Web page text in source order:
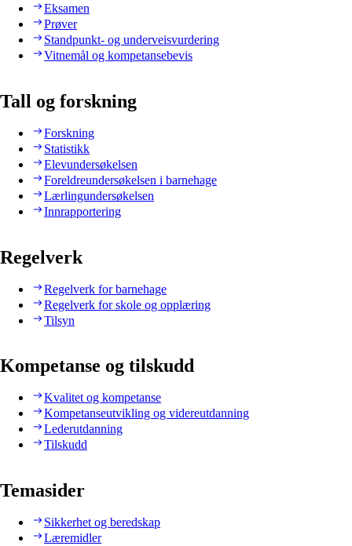
Eksamen
Prøver
Standpunkt- og underveisvurdering
Vitnemål og kompetansebevis
Tall og forskning
Forskning
Statistikk
Elevundersøkelsen
Foreldreundersøkelsen i barnehage
Lærlingundersøkelsen
Innrapportering
Regelverk
Regelverk for barnehage
Regelverk for skole og opplæring
Tilsyn
Kompetanse og tilskudd
Kvalitet og kompetanse
Kompetanseutvikling og videreutdanning
Lederutdanning
Tilskudd
Temasider
Sikkerhet og beredskap
Læremidler